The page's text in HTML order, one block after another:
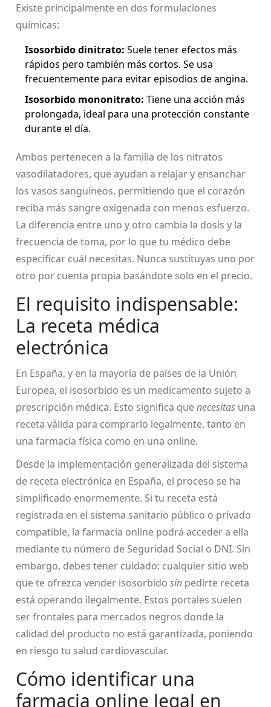
Existe principalmente en dos formulaciones
químicas:
Isosorbido dinitrato: Suele tener efectos más
rápidos pero también más cortos. Se usa
frecuentemente para evitar episodios de angina.
Isosorbido mononitrato: Tiene una acción más
prolongada, ideal para una protección constante
durante el día.
Ambos pertenecen a la familia de los nitratos
vasodilatadores, que ayudan a relajar y ensanchar
los vasos sanguíneos, permitiendo que el corazón
reciba más sangre oxigenada con menos esfuerzo.
La diferencia entre uno y otro cambia la dosis y la
frecuencia de toma, por lo que tu médico debe
especificar cuál necesitas. Nunca sustituyas uno por
otro por cuenta propia basándote solo en el precio.
El requisito indispensable:
La receta médica
electrónica
En España, y en la mayoría de países de la Unión
Europea, el isosorbido es un medicamento sujeto a
prescripción médica. Esto significa quenecesitas una
receta válida para comprarlo legalmente, tanto en
una farmacia física como en una online.
Desde la implementación generalizada del sistema
de receta electrónica en España, el proceso se ha
simplificado enormemente. Si tu receta está
registrada en el sistema sanitario público o privado
compatible, la farmacia online podrá acceder a ella
mediante tu número de Seguridad Social o DNI. Sin
embargo, debes tener cuidado: cualquier sitio web
que te ofrezca vender isosorbido sin pedirte receta
está operando ilegalmente. Estos portales suelen
ser frontales para mercados negros donde la
calidad del producto no está garantizada, poniendo
en riesgo tu salud cardiovascular.
Cómo identificar una
farmacia online legal en